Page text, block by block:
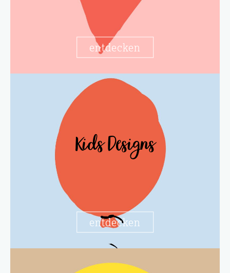
entdecken
Kids Designs
entdecken